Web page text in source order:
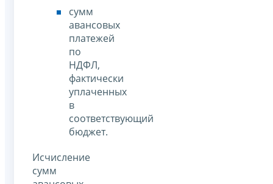
сумм
авансовых
платежей
по
НДФЛ,
фактически
уплаченных
в
соответствующий
бюджет.
Исчисление
сумм